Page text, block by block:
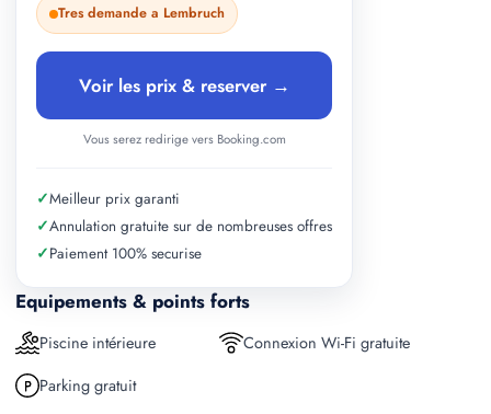
Equipements & points forts
Piscine intérieure
Connexion Wi-Fi gratuite
Parking gratuit
Tres demande a Lembruch
Voir les prix & reserver →
Vous serez redirige vers Booking.com
✓Meilleur prix garanti
✓Annulation gratuite sur de nombreuses offres
✓Paiement 100% securise